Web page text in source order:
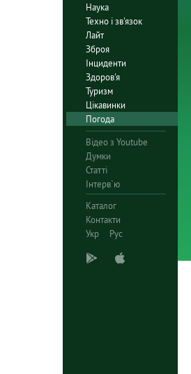
Наука
Техно і зв'язок
Лайт
Зброя
Інциденти
Здоров'я
Туризм
Цікавинки
Погода
Відео з Youtube
Думки
Статті
Інтерв`ю
Каталог
Контакти
Укр
Рус